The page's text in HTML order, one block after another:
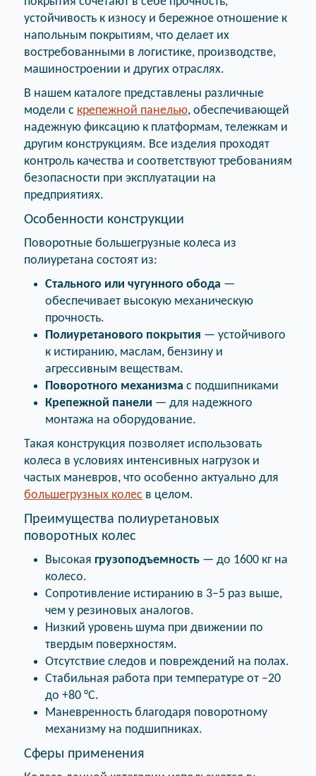
устойчивость к износу и бережное отношение к
напольным покрытиям, что делает их
востребованными в логистике, производстве,
машиностроении и других отраслях.
В нашем каталоге представлены различные
модели с крепежной панелью, обеспечивающей
надежную фиксацию к платформам, тележкам и
другим конструкциям. Все изделия проходят
контроль качества и соответствуют требованиям
безопасности при эксплуатации на
предприятиях.
Особенности конструкции
Поворотные большегрузные колеса из
полиуретана состоят из:
Стального или чугунного обода —
обеспечивает высокую механическую
прочность.
Полиуретанового покрытия — устойчивого
к истиранию, маслам, бензину и
агрессивным веществам.
Поворотного механизма с подшипниками
Крепежной панели — для надежного
монтажа на оборудование.
Такая конструкция позволяет использовать
колеса в условиях интенсивных нагрузок и
частых маневров, что особенно актуально для
большегрузных колес в целом.
Преимущества полиуретановых
поворотных колес
Высокая грузоподъемность — до 1600 кг на
колесо.
Сопротивление истиранию в 3–5 раз выше,
чем у резиновых аналогов.
Низкий уровень шума при движении по
твердым поверхностям.
Отсутствие следов и повреждений на полах.
Стабильная работа при температуре от –20
до +80 °C.
Маневренность благодаря поворотному
механизму на подшипниках.
Сферы применения